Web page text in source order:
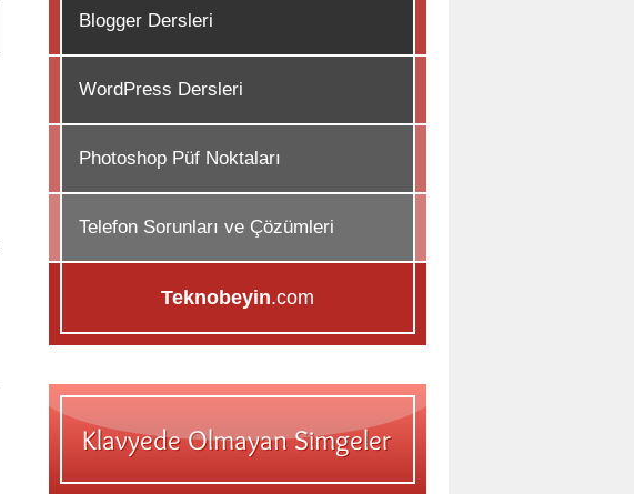
Blogger Dersleri
WordPress Dersleri
Photoshop Püf Noktaları
Telefon Sorunları ve Çözümleri
Teknobeyin.com